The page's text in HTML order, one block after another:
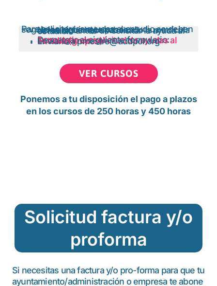
Para solicitar las ayudas al estudio se deben seguir los siguientes pasos:
No se debe haber abonado la matrícula del curso antes de solicitar la ayuda al estudio.
Descargar el siguiente formulario:
Formulario de solicitud de ayudas al estudio (grupos)
Enviarlo a pmestre@addpol.org
VER CURSOS
Ponemos a tu disposición el pago a plazos
en los cursos de 250 horas y 450 horas
Solicitud factura y/o
proforma
Si necesitas una factura y/o pro-forma para que tu
ayuntamiento/administración o empresa te abone